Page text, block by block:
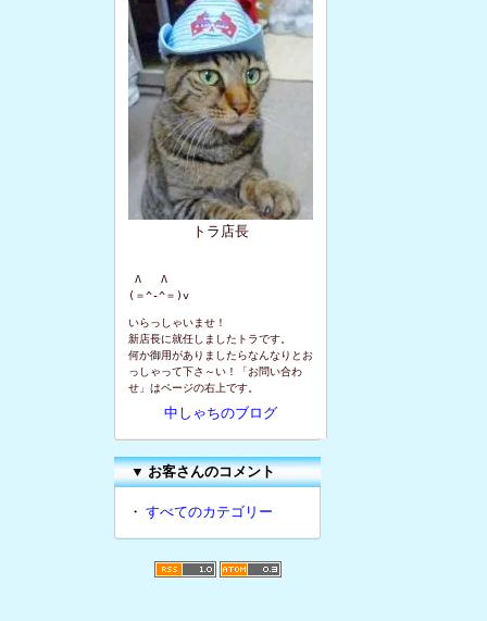
トラ店長
Λ   Λ
(＝^-^＝)v
いらっしゃいませ！
新店長に就任しましたトラです。
何か御用がありましたらなんなりとお
っしゃって下さ～い！「お問い合わ
せ」はページの右上です。
中しゃちのブログ
▼お客さんのコメント
・ すべてのカテゴリー